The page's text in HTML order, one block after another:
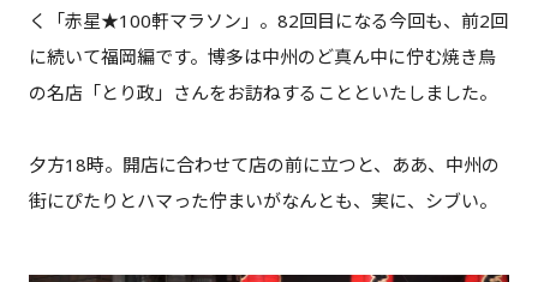
く「赤星★100軒マラソン」。82回目になる今回も、前2回
に続いて福岡編です。博多は中州のど真ん中に佇む焼き鳥
の名店「とり政」さんをお訪ねすることといたしました。
夕方18時。開店に合わせて店の前に立つと、ああ、中州の
街にぴたりとハマった佇まいがなんとも、実に、シブい。